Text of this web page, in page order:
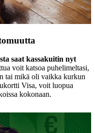
saat kassakuitin nyt
voit katsoa puhelimeltasi,
tai mikä oli vaikka kurkun
Visa, voit luopua
kokonaan.